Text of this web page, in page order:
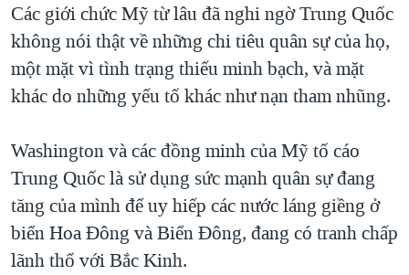
Các giới chức Mỹ từ lâu đã nghi ngờ Trung Quốc
không nói thật về những chi tiêu quân sự của họ,
một mặt vì tình trạng thiếu minh bạch, và mặt
khác do những yếu tố khác như nạn tham nhũng.
Washington và các đồng minh của Mỹ tố cáo
Trung Quốc là sử dụng sức mạnh quân sự đang
tăng của mình để uy hiếp các nước láng giềng ở
biển Hoa Đông và Biển Đông, đang có tranh chấp
lãnh thổ với Bắc Kinh.